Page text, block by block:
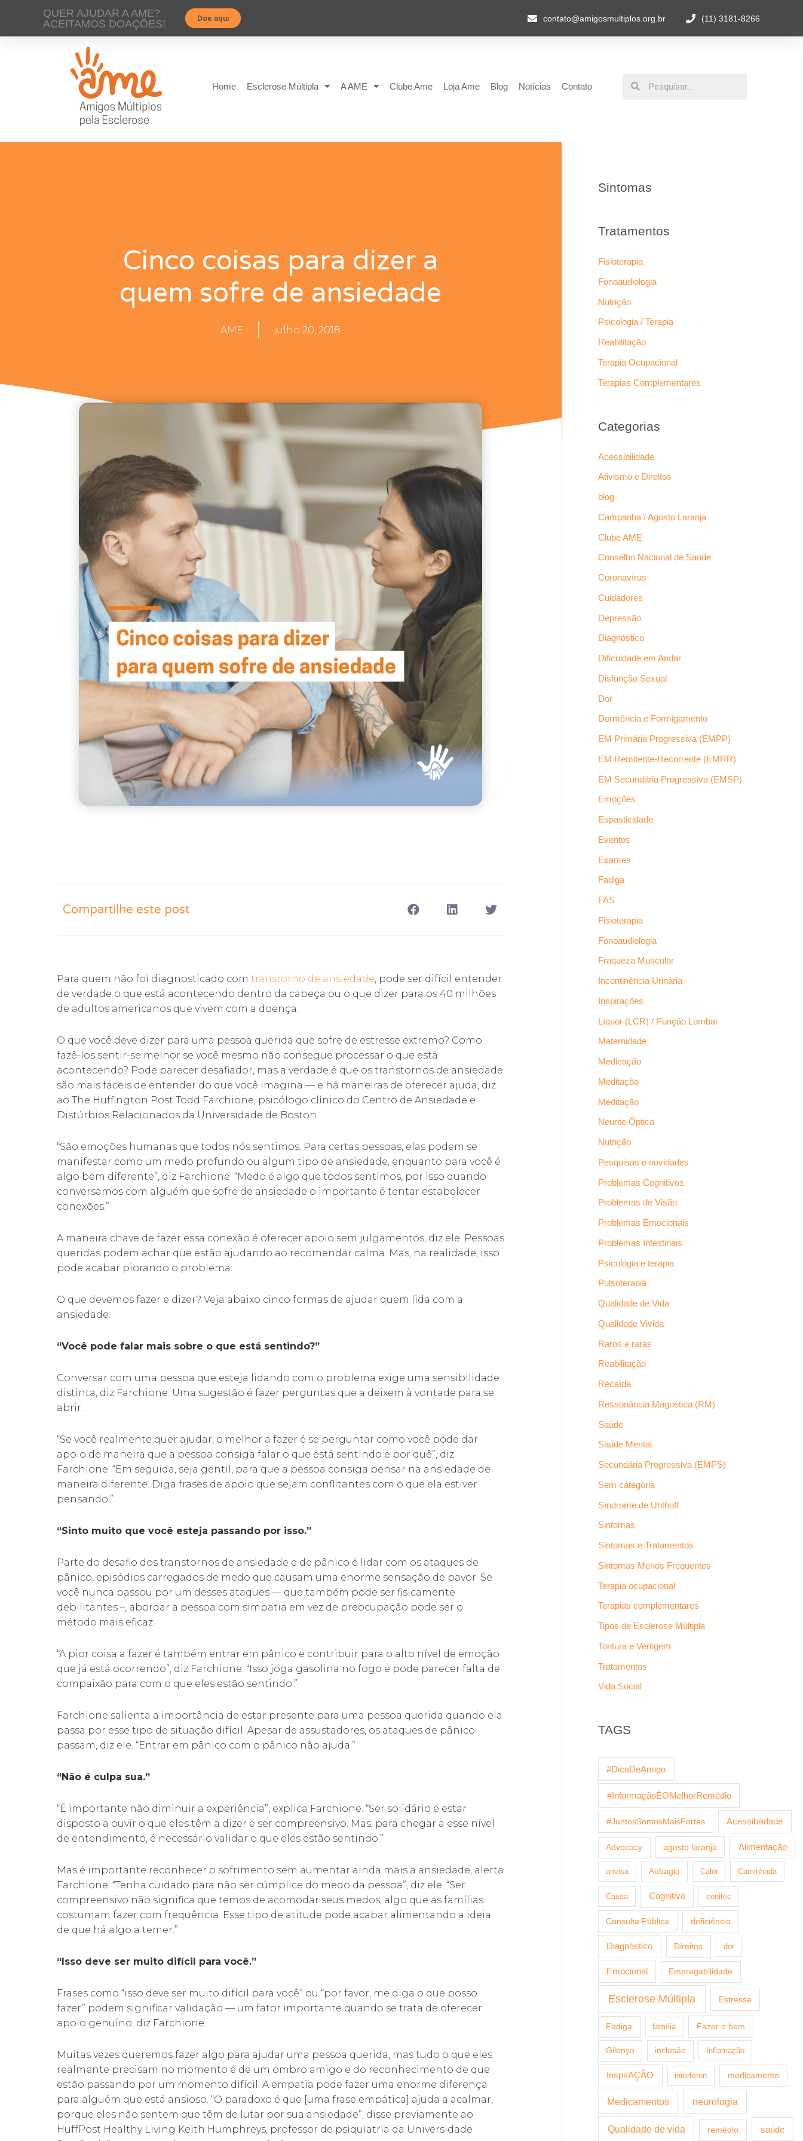
QUER AJUDAR A AME?
ACEITAMOS DOAÇÕES!
Doe aqui contato@amigosmultiplos.org.br (11) 3181-8266
Home Esclerose Múltipla A AME Clube Ame Loja Ame Blog Notícias Contato
Cinco coisas para dizer a
quem sofre de ansiedade
AME julho 20, 2018
Compartilhe este post
Para quem não foi diagnosticado com transtorno de ansiedade, pode ser difícil entender
de verdade o que está acontecendo dentro da cabeça ou o que dizer para os 40 milhões
de adultos americanos que vivem com a doença.
O que você deve dizer para uma pessoa querida que sofre de estresse extremo? Como
fazê-los sentir-se melhor se você mesmo não consegue processar o que está
acontecendo? Pode parecer desafiador, mas a verdade é que os transtornos de ansiedade
são mais fáceis de entender do que você imagina — e há maneiras de oferecer ajuda, diz
ao The Huffington Post Todd Farchione, psicólogo clínico do Centro de Ansiedade e
Distúrbios Relacionados da Universidade de Boston.
“São emoções humanas que todos nós sentimos. Para certas pessoas, elas podem se
manifestar como um medo profundo ou algum tipo de ansiedade, enquanto para você é
algo bem diferente”, diz Farchione. “Medo é algo que todos sentimos, por isso quando
conversamos com alguém que sofre de ansiedade o importante é tentar estabelecer
conexões.”
A maneira chave de fazer essa conexão é oferecer apoio sem julgamentos, diz ele. Pessoas
queridas podem achar que estão ajudando ao recomendar calma. Mas, na realidade, isso
pode acabar piorando o problema.
O que devemos fazer e dizer? Veja abaixo cinco formas de ajudar quem lida com a
ansiedade.
“Você pode falar mais sobre o que está sentindo?”
Conversar com uma pessoa que esteja lidando com o problema exige uma sensibilidade
distinta, diz Farchione. Uma sugestão é fazer perguntas que a deixem à vontade para se
abrir.
“Se você realmente quer ajudar, o melhor a fazer é se perguntar como você pode dar
apoio de maneira que a pessoa consiga falar o que está sentindo e por quê”, diz
Farchione. “Em seguida, seja gentil, para que a pessoa consiga pensar na ansiedade de
maneira diferente. Diga frases de apoio que sejam conflitantes com o que ela estiver
pensando.”
“Sinto muito que você esteja passando por isso.”
Parte do desafio dos transtornos de ansiedade e de pânico é lidar com os ataques de
pânico, episódios carregados de medo que causam uma enorme sensação de pavor. Se
você nunca passou por um desses ataques — que também pode ser fisicamente
debilitantes –, abordar a pessoa com simpatia em vez de preocupação pode ser o
método mais eficaz.
“A pior coisa a fazer é também entrar em pânico e contribuir para o alto nível de emoção
que já está ocorrendo”, diz Farchione. “Isso joga gasolina no fogo e pode parecer falta de
compaixão para com o que eles estão sentindo.”
Farchione salienta a importância de estar presente para uma pessoa querida quando ela
passa por esse tipo de situação difícil. Apesar de assustadores, os ataques de pânico
passam, diz ele. “Entrar em pânico com o pânico não ajuda.”
“Não é culpa sua.”
“É importante não diminuir a experiência”, explica Farchione. “Ser solidário é estar
disposto a ouvir o que eles têm a dizer e ser compreensivo. Mas, para chegar a esse nível
de entendimento, é necessário validar o que eles estão sentindo.”
Mas é importante reconhecer o sofrimento sem aumentar ainda mais a ansiedade, alerta
Farchione. “Tenha cuidado para não ser cúmplice do medo da pessoa”, diz ele. “Ser
compreensivo não significa que temos de acomodar seus medos, algo que as famílias
costumam fazer com frequência. Esse tipo de atitude pode acabar alimentando a ideia
de que há algo a temer.”
“Isso deve ser muito difícil para você.”
Frases como “isso deve ser muito difícil para você” ou “por favor, me diga o que posso
fazer” podem significar validação — um fator importante quando se trata de oferecer
apoio genuíno, diz Farchione.
Muitas vezes queremos fazer algo para ajudar uma pessoa querida, mas tudo o que eles
realmente precisam no momento é de um ombro amigo e do reconhecimento de que
estão passando por um momento difícil. A empatia pode fazer uma enorme diferença
para alguém que está ansioso. “O paradoxo é que [uma frase empática] ajuda a acalmar,
porque eles não sentem que têm de lutar por sua ansiedade”, disse previamente ao
HuffPost Healthy Living Keith Humphreys, professor de psiquiatria da Universidade
Sintomas
Tratamentos
Fisioterapia
Fonoaudiologia
Nutrição
Psicologia / Terapia
Reabilitação
Terapia Ocupacional
Terapias Complementares
Categorias
Acessibilidade
Ativismo e Direitos
blog
Campanha / Agosto Laranja
Clube AME
Conselho Nacional de Saúde
Coronavírus
Cuidadores
Depressão
Diagnóstico
Dificuldade em Andar
Disfunção Sexual
Dor
Dormência e Formigamento
EM Primária Progressiva (EMPP)
EM Remitente-Recorrente (EMRR)
EM Secundária Progressiva (EMSP)
Emoções
Espasticidade
Eventos
Exames
Fadiga
FAS
Fisioterapia
Fonoaudiologia
Fraqueza Muscular
Incontinência Urinária
Inspirações
Líquor (LCR) / Punção Lombar
Maternidade
Medicação
Meditação
Meditação
Neurite Óptica
Nutrição
Pesquisas e novidades
Problemas Cognitivos
Problemas de Visão
Problemas Emocionais
Problemas Intestinais
Psicologia e terapia
Pulsoterapia
Qualidade de Vida
Qualidade Vivida
Raros e raras
Reabilitação
Recaída
Ressonância Magnética (RM)
Saúde
Saúde Mental
Secundária Progressiva (EMPS)
Sem categoria
Síndrome de Uhthoff
Sintomas
Sintomas e Tratamentos
Sintomas Menos Frequentes
Terapia ocupacional
Terapias complementares
Tipos de Esclerose Múltipla
Tontura e Vertigem
Tratamentos
Vida Social
TAGS
#DicaDeAmigo
#InformaçãoÉOMelhorRemédio
#JuntosSomosMaisFortes Acessibilidade
Advocacy agosto laranja Alimentação
anvisa Aubagio Calor Caminhada
Causa Cognitivo conitec
Consulta Pública deficiência
Diagnóstico Direitos dor
Emocional Empregabilidade
Esclerose Múltipla Estresse
Fadiga família Fazer o bem
Gilenya inclusão Inflamação
InspirAÇÃO interferon medicamento
Medicamentos neurologia
Qualidade de vida remédio saúde